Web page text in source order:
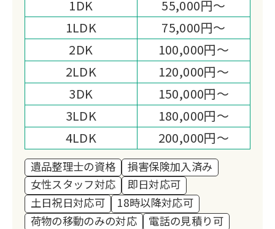
スピーディーなお見積りやまごころ込め
たサービスにより、より高い満足度をい
ただいております。
遺品処分と同時に買取も当社が運営して
いる買取店が有る為、豊富な種類、買取
金額も適正金額をご提示指せていただき
ますのでお気軽に仰ってください。
1DK
55,000円～
1LDK
75,000円～
2DK
100,000円～
2LDK
120,000円～
3DK
150,000円～
3LDK
180,000円～
4LDK
200,000円～
遺品整理士の資格
損害保険加入済み
女性スタッフ対応
即日対応可
土日祝日対応可
18時以降対応可
荷物の移動のみの対応
電話の見積り可